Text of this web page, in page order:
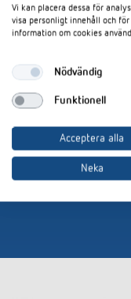
Detta innefattar också
som försvinner i fasande
upptäckas lätt, men
fördelar som de
med detta erkännade
Något att tänka på: På
våra produkter
Vi kan placera dessa för
visa personligt innehåll och
information om cookies
Nödvändig
Funktionell
Acceptera alla
Neka